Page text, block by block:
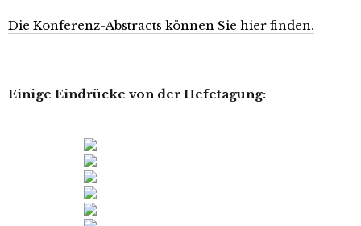
Die Konferenz-Abstracts können Sie hier finden.
Einige Eindrücke von der Hefetagung: